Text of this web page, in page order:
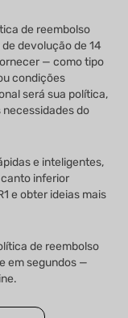
de reembolso
devolução de 14
— como tipo
condições
será sua política,
do
e inteligentes,
canto inferior
e obter ideias mais
de reembolso
em segundos —